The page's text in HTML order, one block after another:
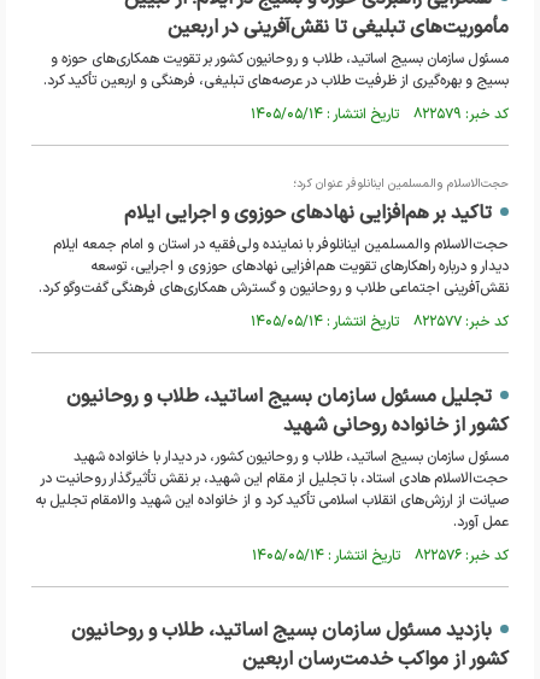
مأموریت‌های تبلیغی تا نقش‌آفرینی در اربعین
مسئول سازمان بسیج اساتید، طلاب و روحانیون کشور بر تقویت همکاری‌های حوزه و
بسیج و بهره‌گیری از ظرفیت طلاب در عرصه‌های تبلیغی، فرهنگی و اربعین تأکید کرد.
کد خبر: ۸۲۲۵۷۹ تاریخ انتشار : ۱۴۰۵/۰۵/۱۴
حجت‌الاسلام والمسلمین اینانلوفر عنوان کرد؛
تاکید بر هم‌افزایی نهادهای حوزوی و اجرایی ایلام
حجت‌الاسلام والمسلمین اینانلوفر با نماینده ولی‌فقیه در استان و امام جمعه ایلام
دیدار و درباره راهکارهای تقویت هم‌افزایی نهادهای حوزوی و اجرایی، توسعه
نقش‌آفرینی اجتماعی طلاب و روحانیون و گسترش همکاری‌های فرهنگی گفت‌وگو کرد.
کد خبر: ۸۲۲۵۷۷ تاریخ انتشار : ۱۴۰۵/۰۵/۱۴
تجلیل مسئول سازمان بسیج اساتید، طلاب و روحانیون
کشور از خانواده روحانی شهید
مسئول سازمان بسیج اساتید، طلاب و روحانیون کشور، در دیدار با خانواده شهید
حجت‌الاسلام هادی استاد، با تجلیل از مقام این شهید، بر نقش تأثیرگذار روحانیت در
صیانت از ارزش‌های انقلاب اسلامی تأکید کرد و از خانواده این شهید والامقام تجلیل به
عمل آورد.
کد خبر: ۸۲۲۵۷۶ تاریخ انتشار : ۱۴۰۵/۰۵/۱۴
بازدید مسئول سازمان بسیج اساتید، طلاب و روحانیون
کشور از مواکب خدمت‌رسان اربعین